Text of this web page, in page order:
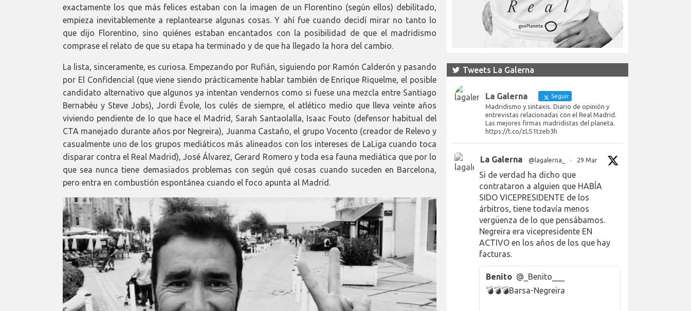
exactamente los que más felices estaban con la imagen de un Florentino (según ellos) debilitado,
empieza inevitablemente a replantearse algunas cosas. Y ahí fue cuando decidí mirar no tanto lo
que dijo Florentino, sino quiénes estaban encantados con la posibilidad de que el madridismo
comprase el relato de que su etapa ha terminado y de que ha llegado la hora del cambio.
La lista, sinceramente, es curiosa. Empezando por Rufián, siguiendo por Ramón Calderón y pasando
por El Confidencial (que viene siendo prácticamente hablar también de Enrique Riquelme, el posible
candidato alternativo que algunos ya intentan vendernos como si fuese una mezcla entre Santiago
Bernabéu y Steve Jobs), Jordi Évole, los culés de siempre, el atlético medio que lleva veinte años
viviendo pendiente de lo que hace el Madrid, Sarah Santaolalla, Isaac Fouto (defensor habitual del
CTA manejado durante años por Negreira), Juanma Castaño, el grupo Vocento (creador de Relevo y
casualmente uno de los grupos mediáticos más alineados con los intereses de LaLiga cuando toca
disparar contra el Real Madrid), José Álvarez, Gerard Romero y toda esa fauna mediática que por lo
que sea nunca tiene demasiados problemas con según qué cosas cuando suceden en Barcelona,
pero entra en combustión espontánea cuando el foco apunta al Madrid.
Tweets La Galerna
La Galerna Seguir
Madridismo y sintaxis. Diario de opinión y
entrevistas relacionadas con el Real Madrid.
Las mejores firmas madridistas del planeta.
https://t.co/zLS1tzeb3h
La Galerna @lagalerna_ · 29 Mar
Si de verdad ha dicho que
contrataron a alguien que HABÍA
SIDO VICEPRESIDENTE de los
árbitros, tiene todavía menos
vergüenza de lo que pensábamos.
Negreira era vicepresidente EN
ACTIVO en los años de los que hay
facturas.
Benito @_Benito___
💣💣💣Barsa-Negreira